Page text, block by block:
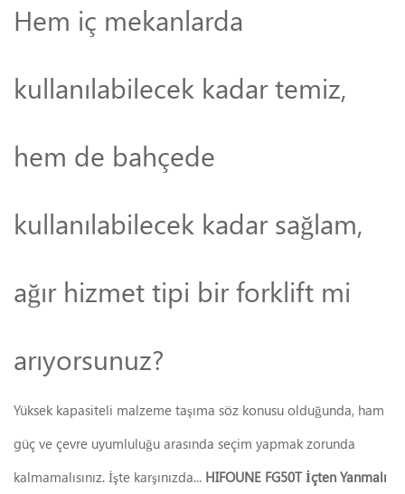
Hem iç mekanlarda
kullanılabilecek kadar temiz,
hem de bahçede
kullanılabilecek kadar sağlam,
ağır hizmet tipi bir forklift mi
arıyorsunuz?
Yüksek kapasiteli malzeme taşıma söz konusu olduğunda, ham
güç ve çevre uyumluluğu arasında seçim yapmak zorunda
kalmamalısınız. İşte karşınızda... HIFOUNE FG50T İçten Yanmalı